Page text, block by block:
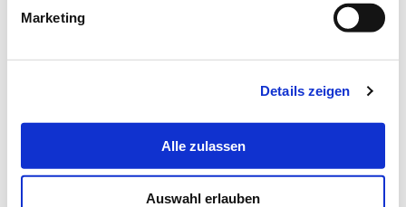
Marketing
Details zeigen
Alle zulassen
Auswahl erlauben